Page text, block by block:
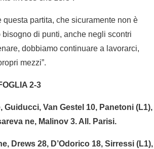
partita, che sicuramente non è
di punti, anche negli scontri
dobbiamo continuare a lavorarci,
mezzi”.
2-3
Guiducci, Van Gestel 10, Panetoni (L1),
ne, Malinov 3. All. Parisi.
Drews 28, D’Odorico 18, Sirressi (L1),